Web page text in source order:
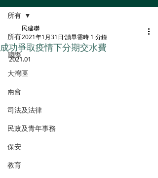
所有
國際
大灣區
兩會
司法及法律
民政及青年事務
保安
教育
所有
成功爭取疫情下分期交水費
民建聯
2021年1月31日 讀畢需時 1 分鐘
2021.01